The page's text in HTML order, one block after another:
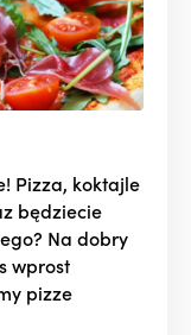
Pizza, koktajle
będziecie
Na dobry
wprost
pizze